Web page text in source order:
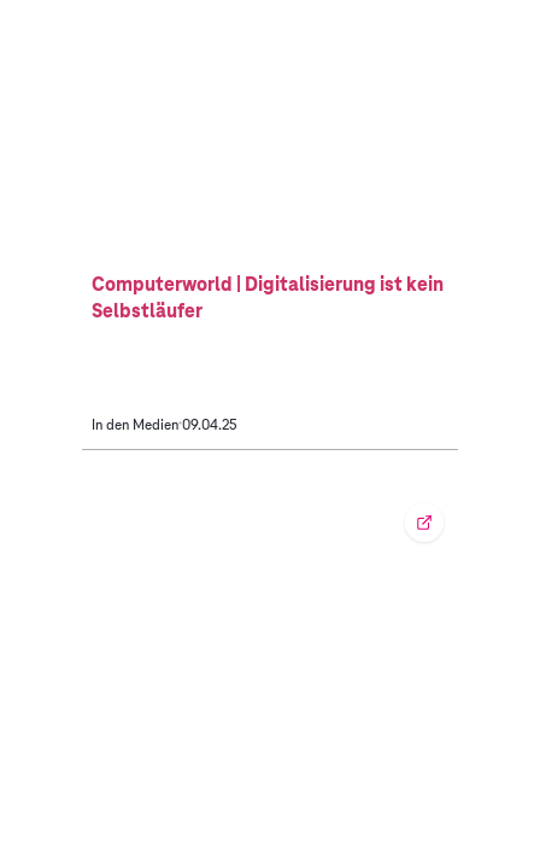
Computerworld | Digitalisierung ist kein
Selbstläufer
In den Medien 09.04.25